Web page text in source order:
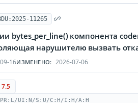
11265
bytes_per_line() компонента
нарушителю вызвать
16ИЗМЕНЕНО: 2026-07-06
PR:L/UI:N/S:U/C:H/I:H/A:H